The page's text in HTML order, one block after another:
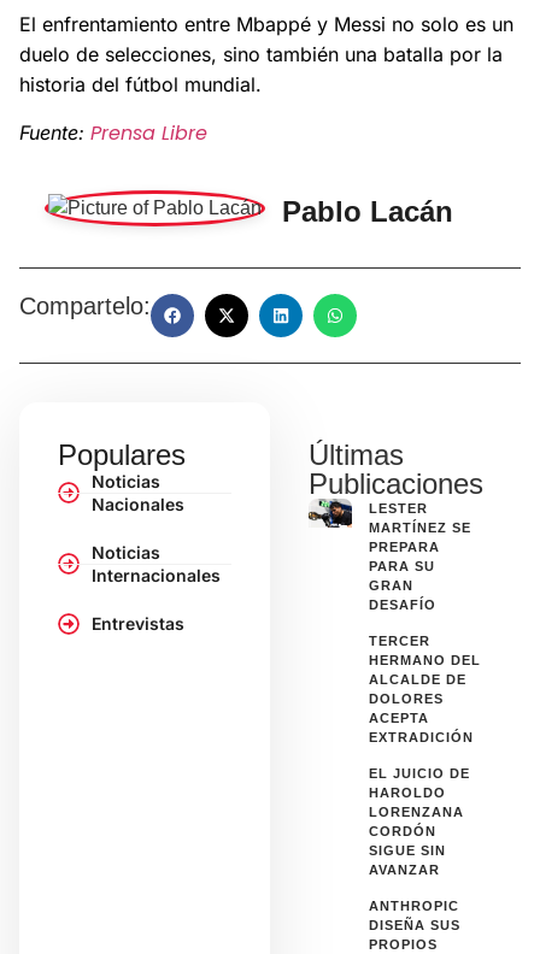
El enfrentamiento entre Mbappé y Messi no solo es un
duelo de selecciones, sino también una batalla por la
historia del fútbol mundial.
Fuente: Prensa Libre
Pablo Lacán
Compartelo:
Populares
Noticias
Nacionales
Noticias
Internacionales
Entrevistas
Últimas
Publicaciones
LESTER
MARTÍNEZ SE
PREPARA
PARA SU
GRAN
DESAFÍO
TERCER
HERMANO DEL
ALCALDE DE
DOLORES
ACEPTA
EXTRADICIÓN
EL JUICIO DE
HAROLDO
LORENZANA
CORDÓN
SIGUE SIN
AVANZAR
ANTHROPIC
DISEÑA SUS
PROPIOS